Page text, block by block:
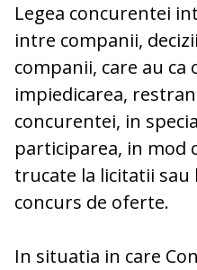
Legea concurentei
intre companii,
companii, care au ca
impiedicarea,
concurentei, in
participarea, in mod
trucate la licitatii sau
concurs de oferte.
In situatia in care